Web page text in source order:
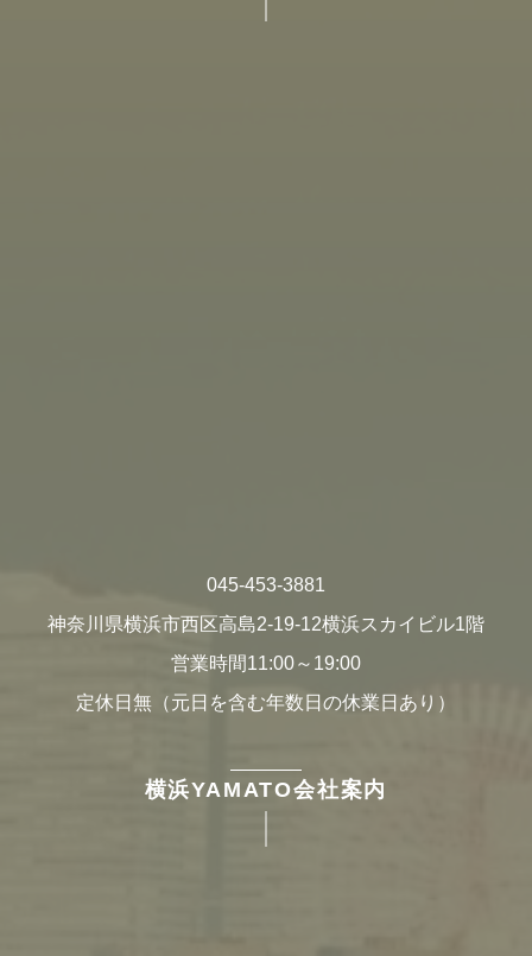
045-453-3881
神奈川県横浜市西区高島2-19-12横浜スカイビル1階
営業時間11:00～19:00
定休日無（元日を含む年数日の休業日あり）
横浜YAMATO会社案内